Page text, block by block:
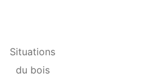
Situations
du bois